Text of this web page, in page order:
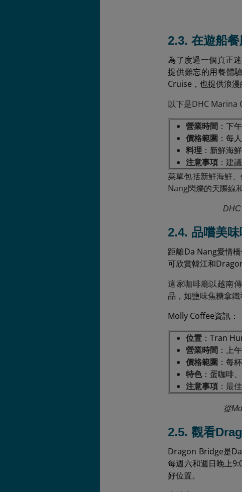
2.3. 在遊船
為了度過一個真正
提供難忘的用餐體
Cruise，也提供浪漫
以下是DHC Marina
營業時間 ：下
價格範圍 ：每
料理 ：新鮮海
注意事項 ：建
菜單包括新鮮海鮮
Nang閃爍的天際線
DHC
2.4. 品嚐美
距離Da Nang愛情
可欣賞韓江和
這家咖啡廳以越南
品，如鹽味焦糖拿
Molly Coffee資訊：
位置 ：Tran
營業時間 ：上
價格範圍 ：每
特色：蛋咖啡
注意事項 ：最
從
2.5. 觀看
Dragon Bridge是
每週六和週日晚上
好位置。